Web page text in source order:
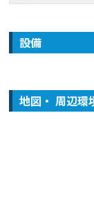
設備
地図・ 周辺環